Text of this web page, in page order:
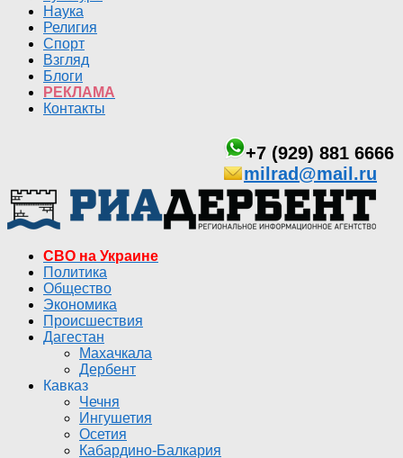
Наука
Религия
Спорт
Взгляд
Блоги
РЕКЛАМА
Контакты
+7 (929) 881 6666
milrad@mail.ru
СВО на Украине
Политика
Общество
Экономика
Происшествия
Дагестан
Махачкала
Дербент
Кавказ
Чечня
Ингушетия
Осетия
Кабардино-Балкария